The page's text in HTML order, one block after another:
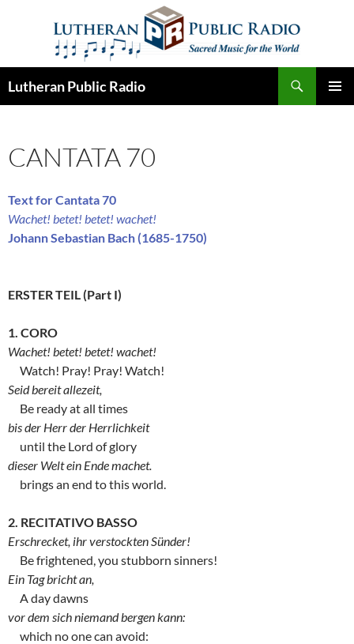
Lutheran Public Radio
CANTATA 70
Text for Cantata 70
Wachet! betet! betet! wachet!
Johann Sebastian Bach (1685-1750)
ERSTER TEIL (Part I)
1. CORO
Wachet! betet! betet! wachet!
Watch! Pray! Pray! Watch!
Seid bereit allezeit,
Be ready at all times
bis der Herr der Herrlichkeit
until the Lord of glory
dieser Welt ein Ende machet.
brings an end to this world.
2. RECITATIVO BASSO
Erschrecket, ihr verstockten Sünder!
Be frightened, you stubborn sinners!
Ein Tag bricht an,
A day dawns
vor dem sich niemand bergen kann:
which no one can avoid: